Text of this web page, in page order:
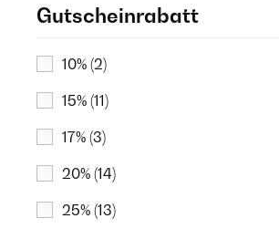
Gutscheinrabatt
10% (2)
15% (11)
17% (3)
20% (14)
25% (13)